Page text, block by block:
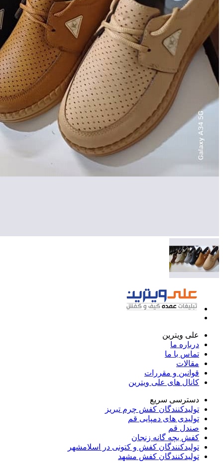
علی ویترین
درباره ما
تماس با ما
مقالات
قوانین و مقررات
کانال های علی ویترین
دسترسی سریع
تولیدکنندگان کفش چرم تبریز
تولیدی های دمپایی قم
صندل قم
کفش بچه گانه زنجان
تولیدکنندگان کفش و کتونی در اسلامشهر
تولیدکنندگان کفش مشهد